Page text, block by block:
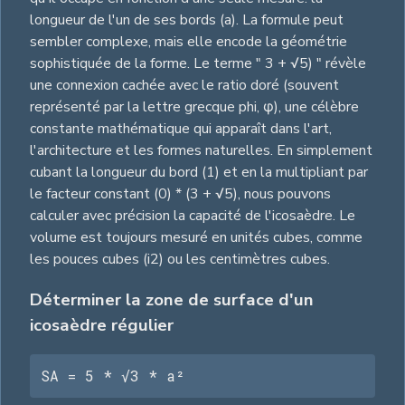
longueur de l'un de ses bords (a). La formule peut
sembler complexe, mais elle encode la géométrie
sophistiquée de la forme. Le terme " 3 + √5) " révèle
une connexion cachée avec le ratio doré (souvent
représenté par la lettre grecque phi, φ), une célèbre
constante mathématique qui apparaît dans l'art,
l'architecture et les formes naturelles. En simplement
cubant la longueur du bord (1) et en la multipliant par
le facteur constant (0) * (3 + √5), nous pouvons
calculer avec précision la capacité de l'icosaèdre. Le
volume est toujours mesuré en unités cubes, comme
les pouces cubes (i2) ou les centimètres cubes.
Déterminer la zone de surface d'un
icosaèdre régulier
SA = 5 * √3 * a²